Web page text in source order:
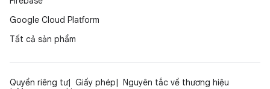
Google Cloud Platform
Tất cả sản phẩm
Quyền riêng tư Giấy phép
Nguyên tắc về thương hiệu